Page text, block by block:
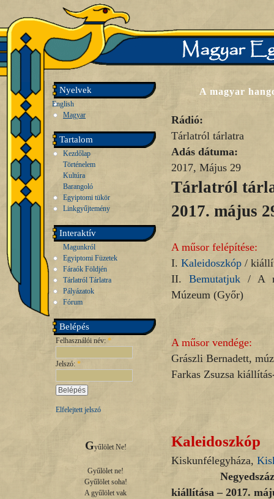
Nyelvek
English
Magyar
Tartalom
Kezdőlap
Történelem
Kultúra
Barangoló
Egyiptomi tükör
Linkgyűjtemény
Interaktív
Magunkról
Egyiptomi Füzetek
Fáraók Földjén
Tárlatról Tárlatra
Pályázatok
Fórum
Belépés
Felhasználói név: *
Jelszó: *
Elfelejtett jelszó
Gyűlölet Ne!
Gyűlölet ne!
Gyűlölet soha!
A gyűlölet vak
A magyar
Rádió:
Tárlatról tárlatra
Adás dátuma:
2017, Május 29
Tárlatról
2017. május
A műsor felépítése:
I. Kaleidoszkóp /
II.Bemutatjuk / A
Múzeum (Győr)
A műsor vendége:
Grászli Bernadett,
Farkas Zsuzsa
Kaleidoszkóp
Kiskunfélegyháza,
Negyedszázad.
kiállítása – 2017.